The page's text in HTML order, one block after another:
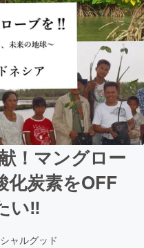
！マングロー
化炭素をOFF
い‼
ャルグッド